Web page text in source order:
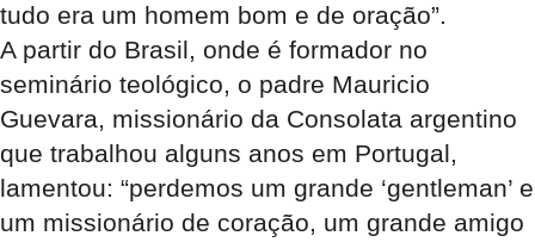
tudo era um homem bom e de oração”.
A partir do Brasil, onde é formador no
seminário teológico, o padre Mauricio
Guevara, missionário da Consolata argentino
que trabalhou alguns anos em Portugal,
lamentou: “perdemos um grande ‘gentleman’ e
um missionário de coração, um grande amigo